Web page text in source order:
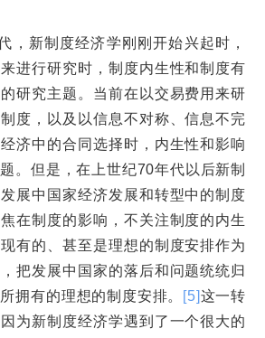
，新制度经济学刚刚开始兴起时，
进行研究时，制度内生性和制度有
研究主题。当前在以交易费用来研
度，以及以信息不对称、信息不完
济中的合同选择时，内生性和影响
。但是，在上世纪70年代以后新制
展中国家经济发展和转型中的制度
在制度的影响，不关注制度的内生
有的、甚至是理想的制度安排作为
把发展中国家的落后和问题统统归
拥有的理想的制度安排。
[5]这一转
为新制度经济学遇到了一个很大的